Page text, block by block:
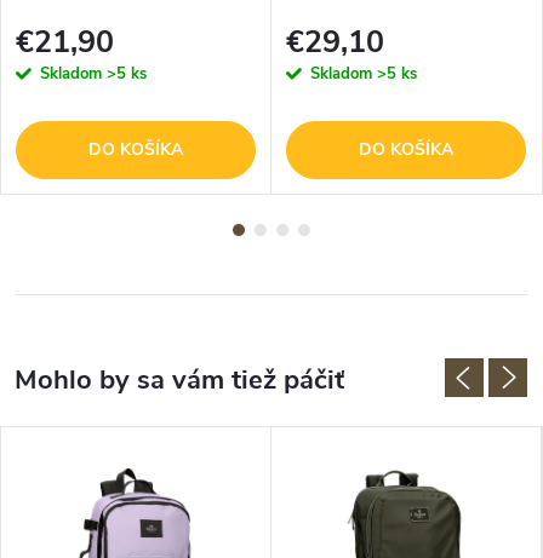
€21,90
Skladom >5 ks
DO KOŠÍKA
€29,10
Skladom >5 ks
DO KOŠÍKA